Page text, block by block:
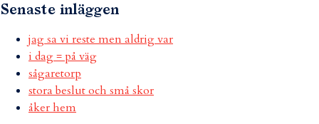
Senaste inläggen
jag sa vi reste men aldrig var
i dag = på väg
sågaretorp
stora beslut och små skor
åker hem